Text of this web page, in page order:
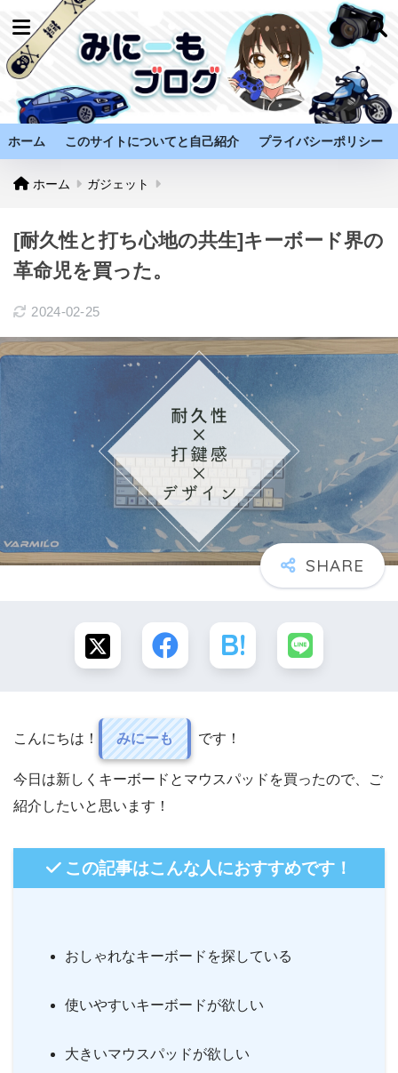
ホーム このサイトについてと自己紹介 プライバシーポリシー
ホーム ガジェット
[耐久性と打ち心地の共生]キーボード界の
革命児を買った。
2024-02-25
こんにちは！ みにーも です！
今日は新しくキーボードとマウスパッドを買ったので、ご
紹介したいと思います！
この記事はこんな人におすすめです！
おしゃれなキーボードを探している
使いやすいキーボードが欲しい
大きいマウスパッドが欲しい